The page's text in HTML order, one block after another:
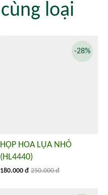
loại
HỘP HOA LỤA NHỎ
(HL4440)
180.000 đ 250.000 đ
-28%